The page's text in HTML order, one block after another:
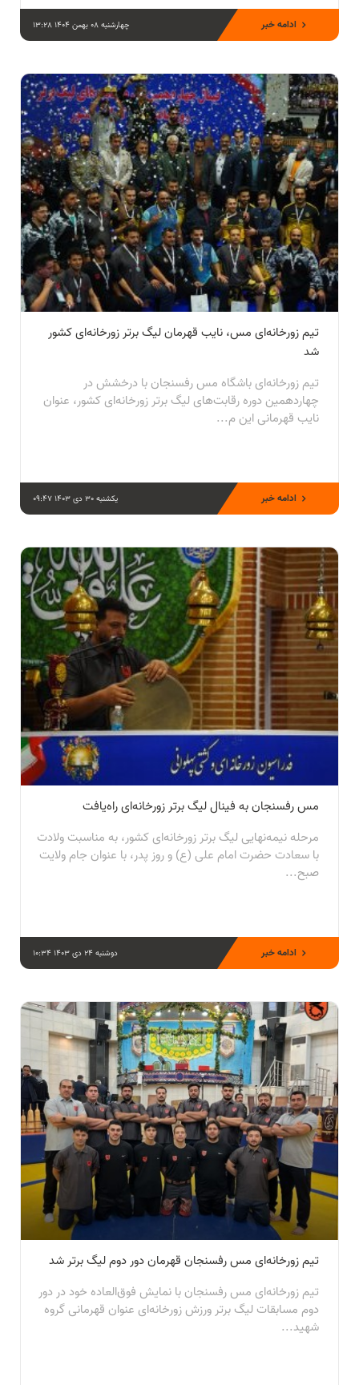
چهارشنبه 08 بهمن 1404 13:28 ادامه خبر
تیم زورخانه‌ای مس، نایب قهرمان لیگ برتر زورخانه‌ای کشور
شد
تیم زورخانه‌ای باشگاه مس رفسنجان با درخشش در
چهاردهمین دوره رقابت‌های لیگ برتر زورخانه‌ای کشور، عنوان
نایب قهرمانی این م...
یکشنبه 30 دی 1403 09:47 ادامه خبر
مس رفسنجان به فینال لیگ برتر زورخانه‌ای راه‌یافت
مرحله نیمه‌نهایی لیگ برتر زورخانه‌ای کشور، به مناسبت ولادت
با سعادت حضرت امام علی (ع) و روز پدر، با عنوان جام ولایت
صبح...
دوشنبه 24 دی 1403 10:34 ادامه خبر
تیم زورخانه‌ای مس رفسنجان قهرمان دور دوم لیگ برتر شد
تیم زورخانه‌ای مس رفسنجان با نمایش فوق‌العاده خود در دور
دوم مسابقات لیگ برتر ورزش زورخانه‌ای عنوان قهرمانی گروه
شهید...